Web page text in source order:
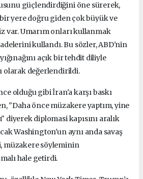
güçlendirdiğini öne sürerek,
yere doğru giden çok büyük ve
var. Umarım onları kullanmak
kullandı. Bu sözler, ABD'nin
açık bir tehdit diliyle
olarak değerlendirildi.
olduğu gibi İran'a karşı baskı
"Daha önce müzakere yaptım, yine
diyerek diplomasi kapısını aralık
Washington'un aynı anda savaş
müzakere söyleminin
hale getirdi.